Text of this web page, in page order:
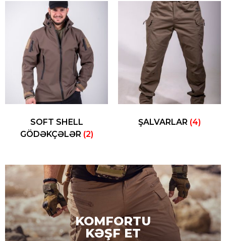
SOFT SHELL
GÖDƏKÇƏLƏR (2)
ŞALVARLAR (4)
KOMFORTU
KƏŞF ET